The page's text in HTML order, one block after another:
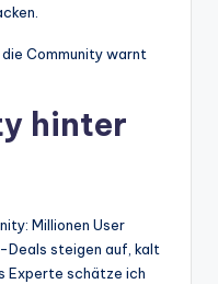
Community warnt
hinter
Millionen User
Deals steigen auf, kalt
Experte schätze ich